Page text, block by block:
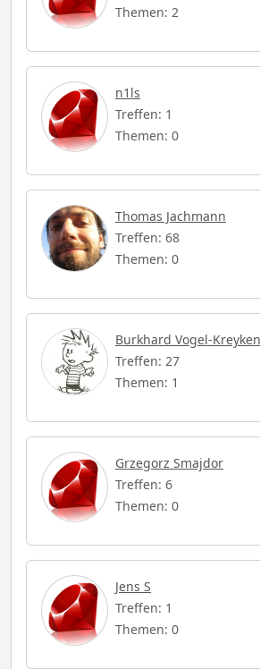
Themen: 2
n1ls
Treffen: 1
Themen: 0
Thomas Jachmann
Treffen: 68
Themen: 0
Burkhard Vogel-
Treffen: 27
Themen: 1
Grzegorz Smajdor
Treffen: 6
Themen: 0
Jens S
Treffen: 1
Themen: 0